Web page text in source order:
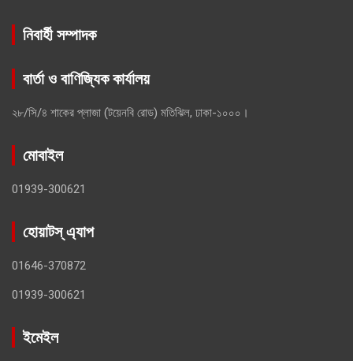
নিবার্হী সম্পাদক
বার্তা ও বাণিজ্যিক কার্যালয়
২৮/সি/৪ শাকের প্লাজা (টয়েনবি রোড) মতিঝিল, ঢাকা-১০০০।
মোবাইল
01939-300621
হোয়াটস্ এ্যাপ
01646-370872
01939-300621
ইমেইল